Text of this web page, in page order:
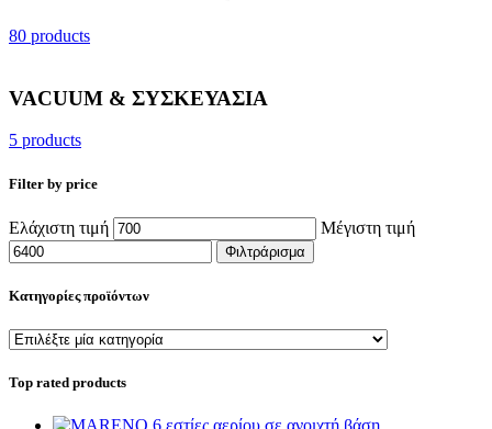
80 products
VACUUM & ΣΥΣΚΕΥΑΣΙΑ
5 products
Filter by price
Ελάχιστη τιμή Μέγιστη τιμή
Φιλτράρισμα
Κατηγορίες προϊόντων
Top rated products